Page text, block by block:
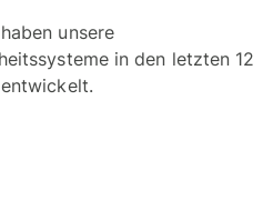
unsere
in den letzten 12